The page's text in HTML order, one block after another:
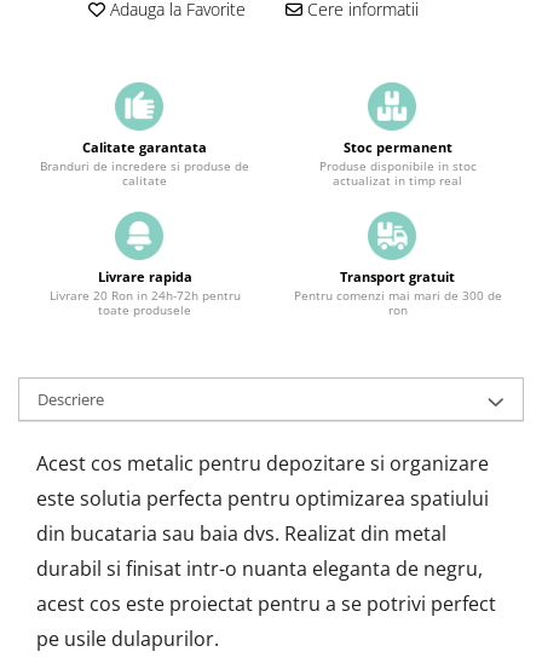
Adauga la Favorite Cere informatii
Calitate garantata
Branduri de incredere si produse de
calitate
Stoc permanent
Produse disponibile in stoc
actualizat in timp real
Livrare rapida
Livrare 20 Ron in 24h-72h pentru
toate produsele
Transport gratuit
Pentru comenzi mai mari de 300 de
ron
Descriere
Acest cos metalic pentru depozitare si organizare
este solutia perfecta pentru optimizarea spatiului
din bucataria sau baia dvs. Realizat din metal
durabil si finisat intr-o nuanta eleganta de negru,
acest cos este proiectat pentru a se potrivi perfect
pe usile dulapurilor.